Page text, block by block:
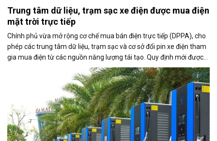
Trung tâm dữ liệu, trạm sạc xe điện được mua điện
mặt trời trực tiếp
Chính phủ vừa mở rộng cơ chế mua bán điện trực tiếp (DPPA), cho
phép các trung tâm dữ liệu, trạm sạc và cơ sở đổi pin xe điện tham
gia mua điện từ các nguồn năng lượng tái tạo. Quy định mới được
kỳ vọng thúc đẩy sử dụng điện xanh, đáp ứng nhu cầu ngày càng
tăng của nền kinh tế số và quá trình điện hóa giao thông.